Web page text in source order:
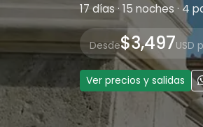
17 días · 15 noches · 4
Desde$3,497USD
Ver precios y salidas